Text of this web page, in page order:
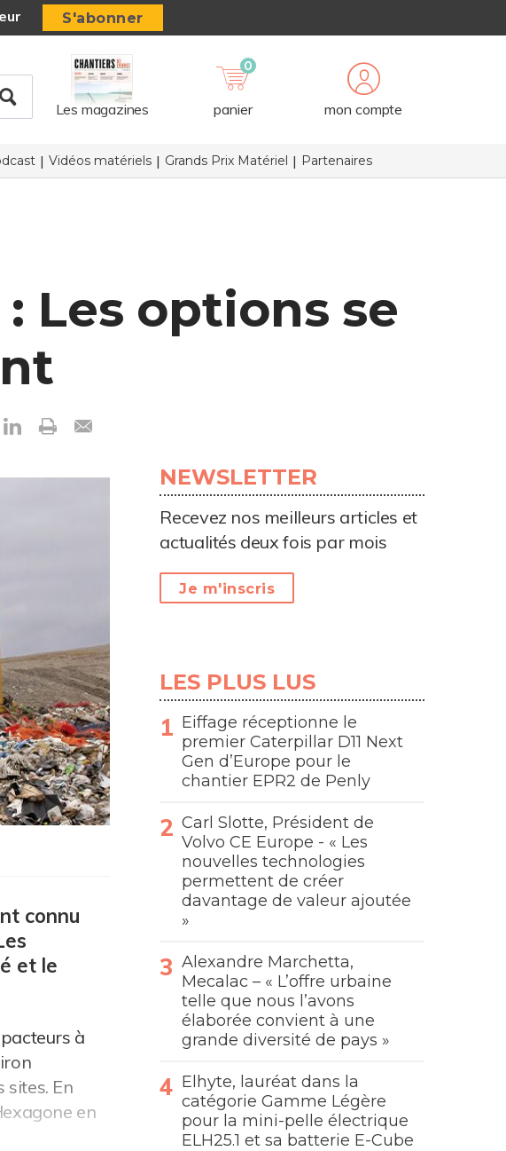
S'abonner
Les magazines
0
panier mon compte
Vidéos matériels Grands Prix Matériel Partenaires
Les options se
connu
et le
à
sites. En
en
NEWSLETTER
Recevez nos meilleurs articles et
actualités deux fois par mois
Je m'inscris
LES PLUS LUS
Eiffage réceptionne le
premier Caterpillar D11 Next
Gen d’Europe pour le
chantier EPR2 de Penly
Carl Slotte, Président de
Volvo CE Europe - « Les
nouvelles technologies
permettent de créer
davantage de valeur ajoutée
»
Alexandre Marchetta,
Mecalac – « L’offre urbaine
telle que nous l’avons
élaborée convient à une
grande diversité de pays »
Elhyte, lauréat dans la
catégorie Gamme Légère
pour la mini-pelle électrique
ELH25.1 et sa batterie E-Cube